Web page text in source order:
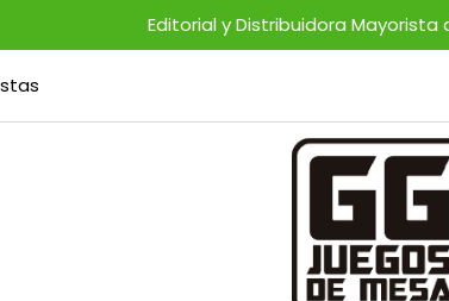
Editorial y Distribuidora